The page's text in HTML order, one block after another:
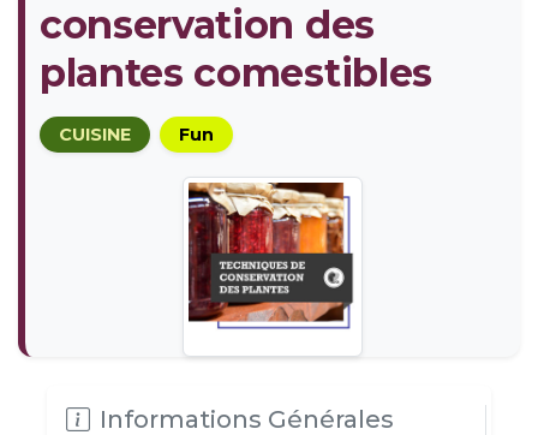
conservation des
plantes comestibles
CUISINE Fun
Informations Générales